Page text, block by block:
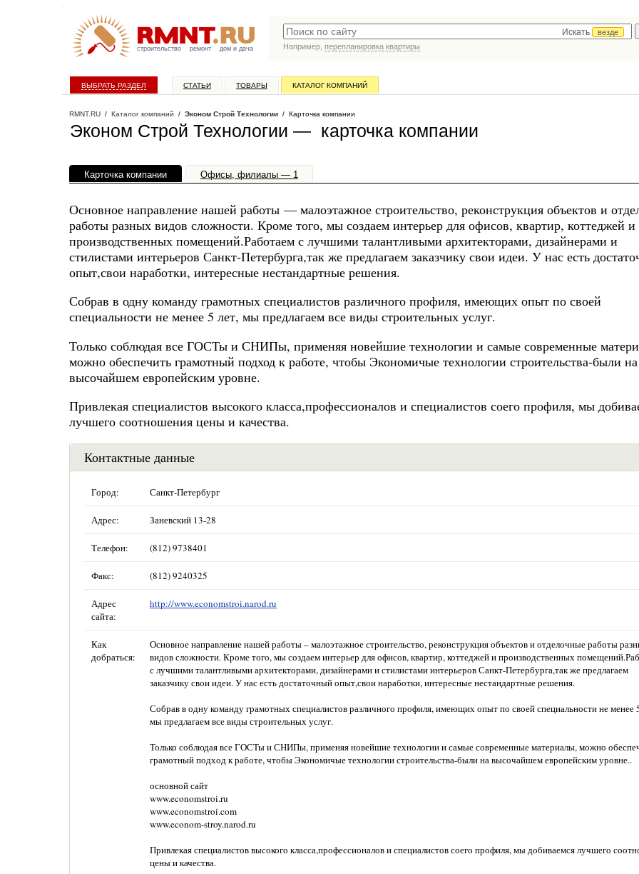
строительство ремонт дом и дача
Искать
везде
Например, перепланировка квартиры
ВЫБРАТЬ РАЗДЕЛ СТАТЬИ ТОВАРЫ КАТАЛОГ КОМПАНИЙ
RMNT.RU / Каталог компаний / Эконом Строй Технологии / Карточка компании
Эконом Строй Технологии — карточка компании
Карточка компании Офисы, филиалы — 1
Основное направление нашей работы — малоэтажное строительство, реконструкция объектов и
работы разных видов сложности. Кроме того, мы создаем интерьер для офисов, квартир, коттеджей и
производственных помещений.Работаем с лучшими талантливыми архитекторами, дизайнерами и
стилистами интерьеров Санкт-Петербурга,так же предлагаем заказчику свои идеи. У нас есть
опыт,свои наработки, интересные нестандартные решения.
Собрав в одну команду грамотных специалистов различного профиля, имеющих опыт по своей
специальности не менее 5 лет, мы предлагаем все виды строительных услуг.
Только соблюдая все ГОСТы и СНИПы, применяя новейшие технологии и самые современные
можно обеспечить грамотный подход к работе, чтобы Экономичые технологии строительства-были на
высочайшем европейским уровне.
Привлекая специалистов высокого класса,профессионалов и специалистов соего профиля, мы
лучшего соотношения цены и качества.
Контактные данные
Город: Санкт-Петербург
Адрес: Заневский 13-28
Телефон: (812) 9738401
Факс: (812) 9240325
Адрес
сайта:
http://www.economstroi.narod.ru
Как
добраться:
Основное направление нашей работы – малоэтажное строительство, реконструкция объектов и отделочные работы
видов сложности. Кроме того, мы создаем интерьер для офисов, квартир, коттеджей и производственных
с лучшими талантливыми архитекторами, дизайнерами и стилистами интерьеров Санкт-Петербурга,так же предлагаем
заказчику свои идеи. У нас есть достаточный опыт,свои наработки, интересные нестандартные решения.
Собрав в одну команду грамотных специалистов различного профиля, имеющих опыт по своей специальности не менее
мы предлагаем все виды строительных услуг.
Только соблюдая все ГОСТы и СНИПы, применяя новейшие технологии и самые современные материалы, можно
грамотный подход к работе, чтобы Экономичые технологии строительства-были на высочайшем европейским уровне..
основной сайт
www.economstroi.ru
www.economstroi.com
www.econom-stroy.narod.ru
Привлекая специалистов высокого класса,профессионалов и специалистов соего профиля, мы добиваемся лучшего
цены и качества.